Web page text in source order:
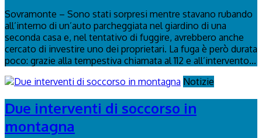
Sovramonte – Sono stati sorpresi mentre stavano rubando
all’interno di un’auto parcheggiata nel giardino di una
seconda casa e, nel tentativo di fuggire, avrebbero anche
cercato di investire uno dei proprietari. La fuga è però durata
poco: grazie alla tempestiva chiamata al 112 e all’intervento...
Notizie
Due interventi di soccorso in
montagna